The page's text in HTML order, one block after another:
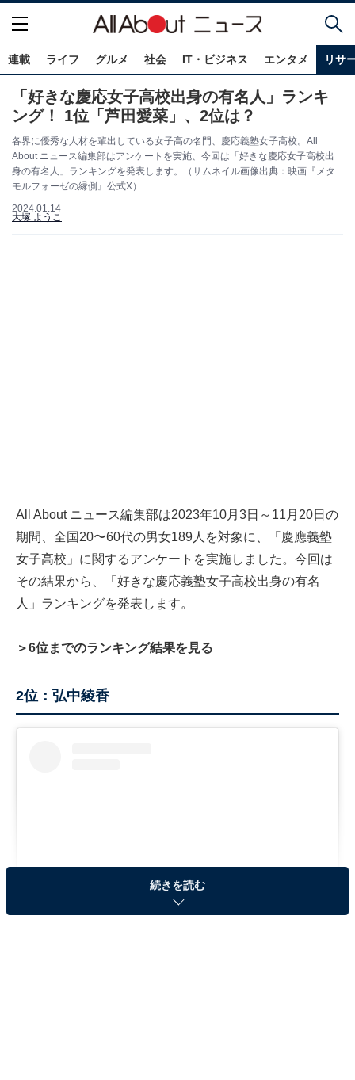
連載 ライフ グルメ 社会 IT・ビジネス エンタメ リサ
「好きな慶応女子高校出身の有名人」ランキ
ング！ 1位「芦田愛菜」、2位は？
各界に優秀な人材を輩出している女子高の名門、慶応義塾女子高校。All
About ニュース編集部はアンケートを実施、今回は「好きな慶応女子高校出
身の有名人」ランキングを発表します。（サムネイル画像出典：映画『メタ
モルフォーゼの縁側』公式X）
2024.01.14
大塚 ようこ
All About ニュース編集部は2023年10月3日～11月20日の
期間、全国20〜60代の男女189人を対象に、「慶應義塾
女子高校」に関するアンケートを実施しました。今回は
その結果から、「好きな慶応義塾女子高校出身の有名
人」ランキングを発表します。
＞6位までのランキング結果を見る
2位：弘中綾香
続きを読む